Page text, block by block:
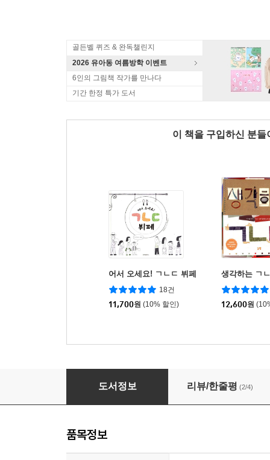
골든벨 퀴즈 & 완독챌린지
2026 유아동 여름방학 이벤트
6인의 그림책 작가를 만나다
기간 한정 특가 도서
이 책을 구입하신 분
어서 오세요! ㄱㄴㄷ 뷔페
18건
11,700원 (10% 할인)
생각하는 ㄱ
12,600원
표정으로 배우는 ㄱㄴㄷ
도서정보 리뷰/한줄평 (2/4)
품목정보